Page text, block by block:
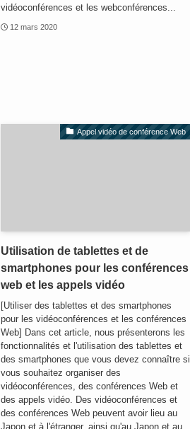
vidéoconférences et les webconférences...
12 mars 2020
Appel vidéo de conférence Web
Utilisation de tablettes et de
smartphones pour les conférences
web et les appels vidéo
[Utiliser des tablettes et des smartphones
pour les vidéoconférences et les conférences
Web] Dans cet article, nous présenterons les
fonctionnalités et l'utilisation des tablettes et
des smartphones que vous devez connaître si
vous souhaitez organiser des
vidéoconférences, des conférences Web et
des appels vidéo. Des vidéoconférences et
des conférences Web peuvent avoir lieu au
Japon et à l'étranger, ainsi qu'au Japon et au